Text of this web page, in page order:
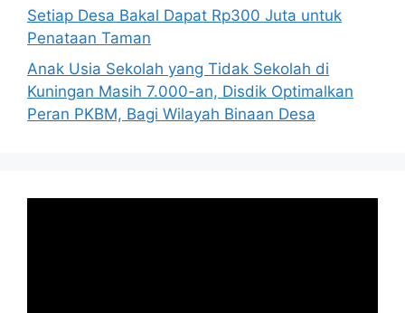
Setiap Desa Bakal Dapat Rp300 Juta untuk
Penataan Taman
Anak Usia Sekolah yang Tidak Sekolah di
Kuningan Masih 7.000-an, Disdik Optimalkan
Peran PKBM, Bagi Wilayah Binaan Desa